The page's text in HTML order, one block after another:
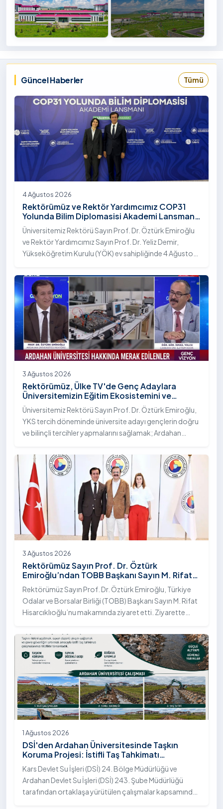
İçin
Tıklayınız
Güncel Haberler Tümü
4 Ağustos 2026
Rektörümüz ve Rektör Yardımcımız COP31
Yolunda Bilim Diplomasisi Akademi Lansmanı
Toplantısına Katıldı
Üniversitemiz Rektörü Sayın Prof. Dr. Öztürk Emiroğlu
ve Rektör Yardımcımız Sayın Prof. Dr. Yeliz Demir,
Yükseköğretim Kurulu (YÖK) ev sahipliğinde 4 Ağustos
Bilim Diplomasisi: Akademi Lansmanı” programına
katıldı.
3 Ağustos 2026
Rektörümüz, Ülke TV'de Genç Adaylara
Üniversitemizin Eğitim Ekosistemini ve
Sunduğu Nitelikli İmkânları Anlattı
Üniversitemiz Rektörü Sayın Prof. Dr. Öztürk Emiroğlu,
YKS tercih döneminde üniversite adayı gençlerin doğru
ve bilinçli tercihler yapmalarını sağlamak; Ardahan
çeşitliliğini ve nitelikli imkânlarını aktarmak üzere Ülke TV
ekranlarında yayımlanan "Genç Vizyon" programına
canlı yayın konuğu olarak katıldı.
3 Ağustos 2026
Rektörümüz Sayın Prof. Dr. Öztürk
Emiroğlu’ndan TOBB Başkanı Sayın M. Rifat
Hisarcıklıoğlu’na Ziyaret
Rektörümüz Sayın Prof. Dr. Öztürk Emiroğlu, Türkiye
Odalar ve Borsalar Birliği (TOBB) Başkanı Sayın M. Rifat
Hisarcıklıoğlu’nu makamında ziyaret etti. Ziyarette
Emiroğlu Hanımefendi eşlik etti.
1 Ağustos 2026
DSİ'den Ardahan Üniversitesinde Taşkın
Koruma Projesi: İstifli Taş Tahkimatı
Çalışmaları Tamamlandı
Kars Devlet Su İşleri (DSİ) 24. Bölge Müdürlüğü ve
Ardahan Devlet Su İşleri (DSİ) 243. Şube Müdürlüğü
tarafından ortaklaşa yürütülen çalışmalar kapsamında,